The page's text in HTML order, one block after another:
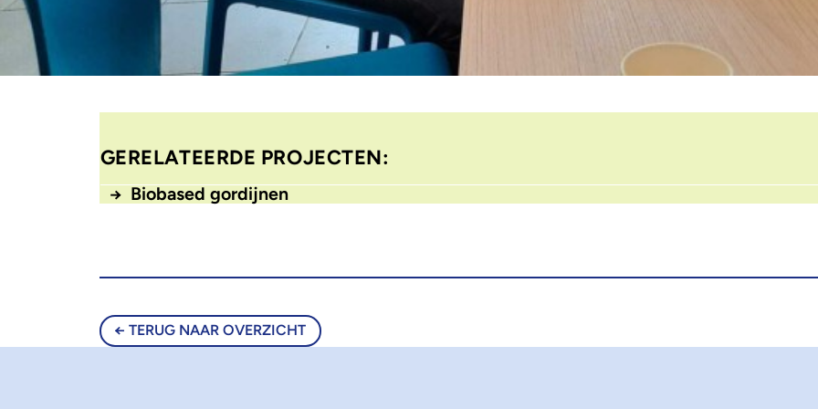
GERELATEERDE PROJECTEN:
Biobased gordijnen
TERUG NAAR OVERZICHT